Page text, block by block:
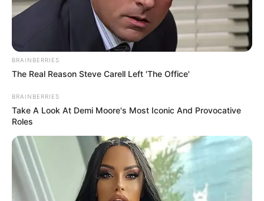
BRAINBERRIES
The Real Reason Steve Carell Left 'The Office'
BRAINBERRIES
Take A Look At Demi Moore's Most Iconic And Provocative
Roles